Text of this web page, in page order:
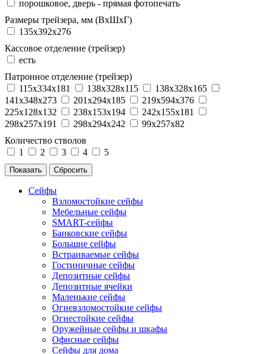
порошковое, дверь - прямая фотопечать
Размеры трейзера, мм (ВхШхГ)
135x392x276
Кассовое отделение (трейзер)
есть
Патронное отделение (трейзер)
115x334x181
138x328x115
138x328x165
141x348x273
201x294x185
219x594x376
225x128x132
238x153x194
242x155x181
298x257x191
298x294x242
99x257x82
Количество стволов
1
2 3 4 5
Сейфы
Взломостойкие сейфы
Мебельные сейфы
SMART-сейфы
Банковские сейфы
Большие сейфы
Встраиваемые сейфы
Гостиничные сейфы
Депозитные сейфы
Депозитные ячейки
Маленькие сейфы
Огневзломостойкие сейфы
Огнестойкие сейфы
Оружейные сейфы и шкафы
Офисные сейфы
Сейфы для дома